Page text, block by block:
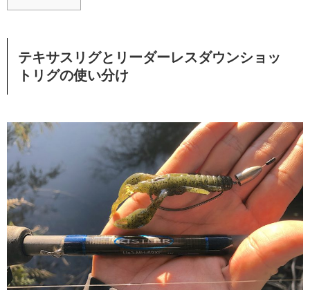
テキサスリグとリーダーレスダウンショッ
トリグの使い分け